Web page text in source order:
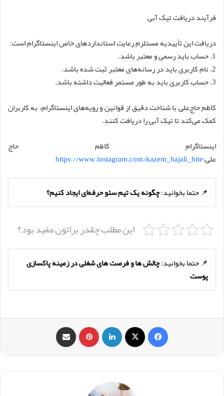
فرآیند دریافت تیک آبی
دریافت این تأییدیه مستلزم رعایت استانداردهای خاص اینستاگرام است:
1. حساب باید رسمی و معتبر باشد.
2. نام کاربری باید در رسانه‌های معتبر ثبت شده باشد.
3. حساب کاربری باید به طور مستمر فعالیت داشته باشد.
کاظم حاج‌علی با شناخت دقیق از قوانین و رویه‌های اینستاگرام، به کاربران
کمک می‌کند تا تیک آبی را دریافت کنند.
اینستاگرام کاظم حاج
علی:https://www.instagram.com/kazem_hajali_hite
📌 حتما بخوانید:چگونه یک تیم سئو حرفه‌ای ایجاد کنیم؟
این مطلب چقدر براتون مفید بود؟
📌 حتما بخوانید:چالش‌ ها و فرصت‌ های شغلی در زمینه پاکسازی
پوست
‫پین‌ترست